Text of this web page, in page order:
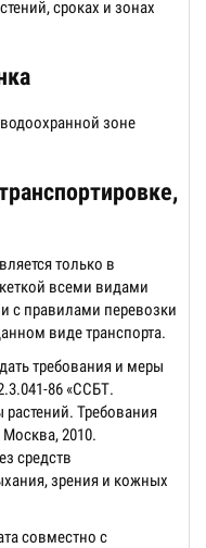
сроках и зонах
зоне
только в
всеми видами
с правилами перевозки
виде транспорта.
требования и меры
86 «ССБТ.
Требования
2010.
средств
зрения и кожных
совместно с